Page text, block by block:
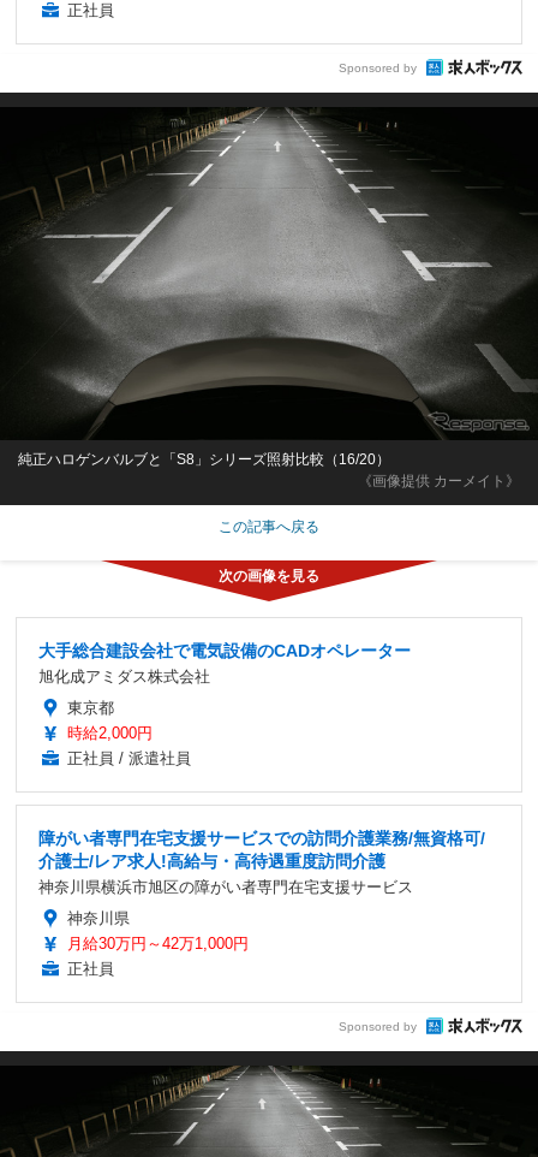
正社員
Sponsored by
《画像提供 カーメイト》
純正ハロゲンバルブと「S8」シリーズ照射比較（16/20）
この記事へ戻る
大手総合建設会社で電気設備のCADオペレーター
旭化成アミダス株式会社
東京都
時給2,000円
正社員 / 派遣社員
障がい者専門在宅支援サービスでの訪問介護業務/無資格可/
介護士/レア求人!高給与・高待遇重度訪問介護
神奈川県横浜市旭区の障がい者専門在宅支援サービス
神奈川県
月給30万円～42万1,000円
正社員
Sponsored by